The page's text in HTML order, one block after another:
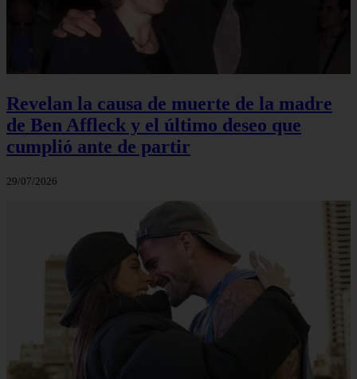
Revelan la causa de muerte de la madre
de Ben Affleck y el último deseo que
cumplió ante de partir
29/07/2026